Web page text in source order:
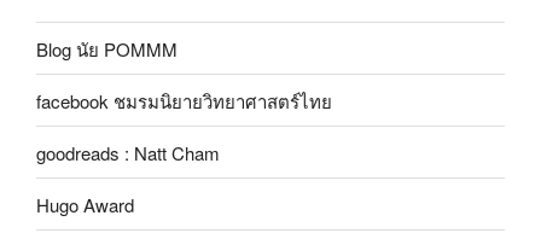
Blog นัย POMMM
facebook ชมรมนิยายวิทยาศาสตร์ไทย
goodreads : Natt Cham
Hugo Award